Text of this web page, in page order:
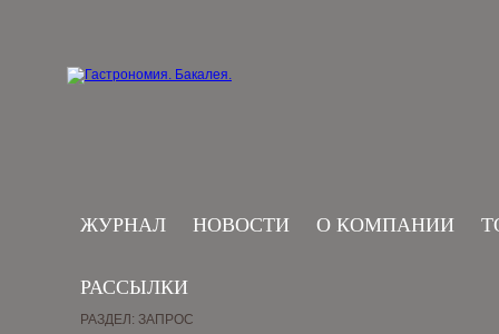
ЖУРНАЛ НОВОСТИ О КОМПАНИИ
РАССЫЛКИ
РАЗДЕЛ: ЗАПРОС